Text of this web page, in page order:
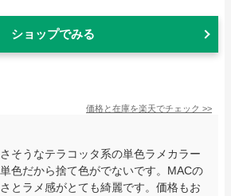
ショップでみる
価格と在庫を楽天でチェック >>
そうなテラコッタ系の単色ラメカラー
色だから捨て色がでないです。MACの
とラメ感がとても綺麗です。価格もお